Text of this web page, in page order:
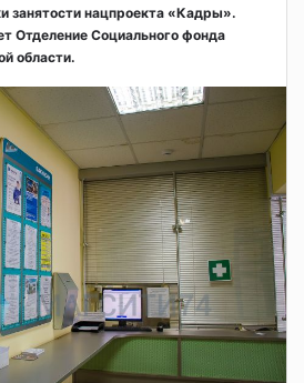
занятости нацпроекта «Кадры».
Отделение Социального фонда
области.